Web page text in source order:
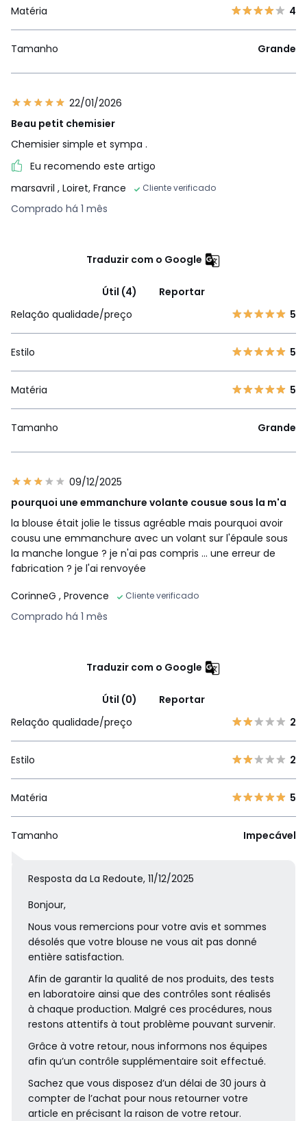
Matéria 4
Tamanho Grande
22/01/2026
Beau petit chemisier
Chemisier simple et sympa .
Eu recomendo este artigo
marsavril , Loiret, France Cliente verificado
Comprado há 1 mês
Traduzir com o Google
Útil (4)
Reportar
Relação qualidade/preço
5
Estilo 5
Matéria 5
Tamanho Grande
09/12/2025
pourquoi une emmanchure volante cousue sous la m'a
la blouse était jolie le tissus agréable mais pourquoi avoir
cousu une emmanchure avec un volant sur l'épaule sous
la manche longue ? je n'ai pas compris ... une erreur de
fabrication ? je l'ai renvoyée
CorinneG , Provence Cliente verificado
Comprado há 1 mês
Traduzir com o Google
Útil (0)
Reportar
Relação qualidade/preço
2
Estilo 2
Matéria 5
Tamanho Impecável
Resposta da La Redoute, 11/12/2025
Bonjour,
Nous vous remercions pour votre avis et sommes
désolés que votre blouse ne vous ait pas donné
entière satisfaction.
Afin de garantir la qualité de nos produits, des tests
en laboratoire ainsi que des contrôles sont réalisés
à chaque production. Malgré ces procédures, nous
restons attentifs à tout problème pouvant survenir.
Grâce à votre retour, nous informons nos équipes
afin qu’un contrôle supplémentaire soit effectué.
Sachez que vous disposez d’un délai de 30 jours à
compter de l’achat pour nous retourner votre
article en précisant la raison de votre retour.